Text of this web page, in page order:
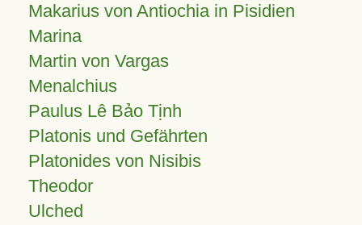
Makarius von Antiochia in Pisidien
Marina
Martin von Vargas
Menalchius
Paulus Lê Bảo Tịnh
Platonis und Gefährten
Platonides von Nisibis
Theodor
Ulched